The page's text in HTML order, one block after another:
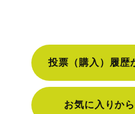
投票（購入）履歴
お気に入りか